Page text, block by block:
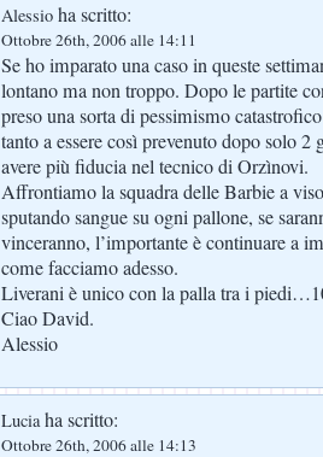
Alessio ha scritto:
Ottobre 26th, 2006 alle 14:11
Se ho imparato una caso in queste
lontano ma non troppo. Dopo le partite
preso una sorta di pessimismo
tanto a essere così prevenuto dopo solo
avere più fiducia nel tecnico di Orzìnovi.
Affrontiamo la squadra delle Barbie a
sputando sangue su ogni pallone, se
vinceranno, l’importante è continuare a
come facciamo adesso.
Liverani è unico con la palla tra i
Ciao David.
Alessio
Luciaha scritto:
Ottobre 26th, 2006 alle 14:13